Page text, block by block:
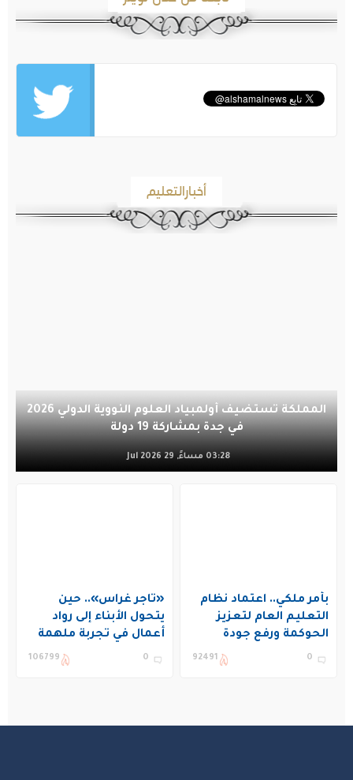
أخبارالتعليم
المملكة تستضيف أولمبياد العلوم النووية الدولي 2026
في جدة بمشاركة 19 دولة
03:28 مساءً, 29 Jul 2026
بأمر ملكي.. اعتماد نظام
التعليم العام لتعزيز
الحوكمة ورفع جودة
التعليم في المملكة
0
92491
«تاجر غراس».. حين
يتحول الأبناء إلى رواد
أعمال في تجربة ملهمة
بنادي غراس الصيفي
0
106799